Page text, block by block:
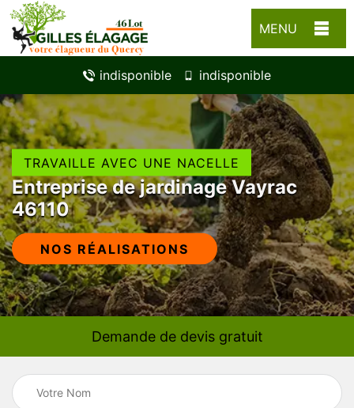
MENU
indisponible indisponible
TRAVAILLE AVEC UNE NACELLE
Entreprise de jardinage Vayrac
46110
NOS RÉALISATIONS
Demande de devis gratuit